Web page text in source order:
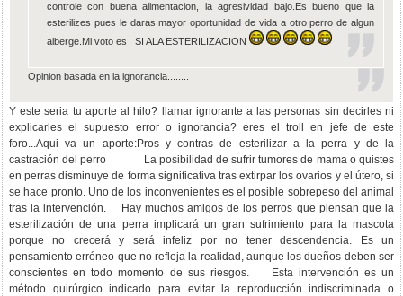
controle con buena alimentacion, la agresividad bajo.Es bueno que la
esterilizes pues le daras mayor oportunidad de vida a otro perro de algun
alberge.Mi voto es SI ALA ESTERILIZACION
Opinion basada en la ignorancia........
Y este seria tu aporte al hilo? llamar ignorante a las personas sin decirles ni
explicarles el supuesto error o ignorancia? eres el troll en jefe de este
foro...Aqui va un aporte:Pros y contras de esterilizar a la perra y de la
castración del perro La posibilidad de sufrir tumores de mama o quistes
en perras disminuye de forma significativa tras extirpar los ovarios y el útero, si
se hace pronto. Uno de los inconvenientes es el posible sobrepeso del animal
tras la intervención. Hay muchos amigos de los perros que piensan que la
esterilización de una perra implicará un gran sufrimiento para la mascota
porque no crecerá y será infeliz por no tener descendencia. Es un
pensamiento erróneo que no refleja la realidad, aunque los dueños deben ser
conscientes en todo momento de sus riesgos. Esta intervención es un
método quirúrgico indicado para evitar la reproducción indiscriminada o